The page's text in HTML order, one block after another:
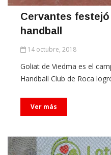
Cervantes
handball
14 octubre, 2018
Goliat de Viedma es el
Handball Club de Roca
Ver más